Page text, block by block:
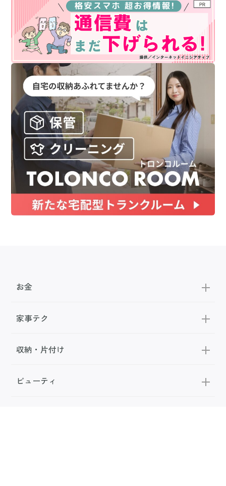
お金
家事テク
収納・片付け
ビューティ